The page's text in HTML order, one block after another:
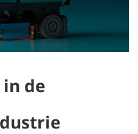
de